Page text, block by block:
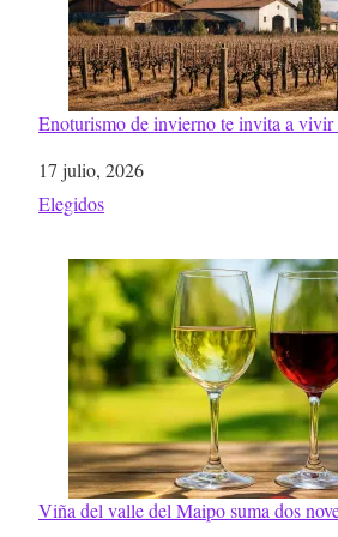
Enoturismo de invierno te invita a vivir
Fecha
17 julio, 2026
Respecto a
Elegidos
Viña del valle del Maipo suma dos